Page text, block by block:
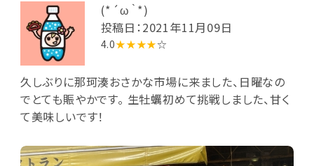
(⁠*⁠´⁠ω⁠｀⁠*⁠)
投稿日：2021年11月09日
4.0★★★★☆
久しぶりに那珂湊おさかな市場に来ました、日曜なの
でとても賑やかです。 生牡蠣初めて挑戦しました、甘く
て美味しいです！